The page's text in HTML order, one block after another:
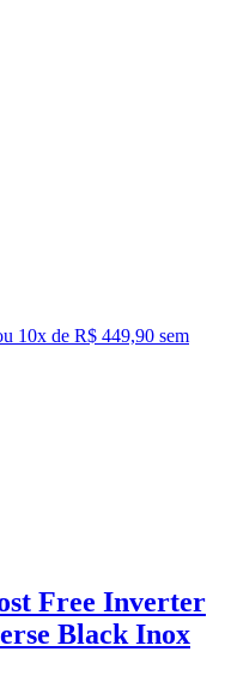
10x de R$ 449,90 sem
Free Inverter
Black Inox